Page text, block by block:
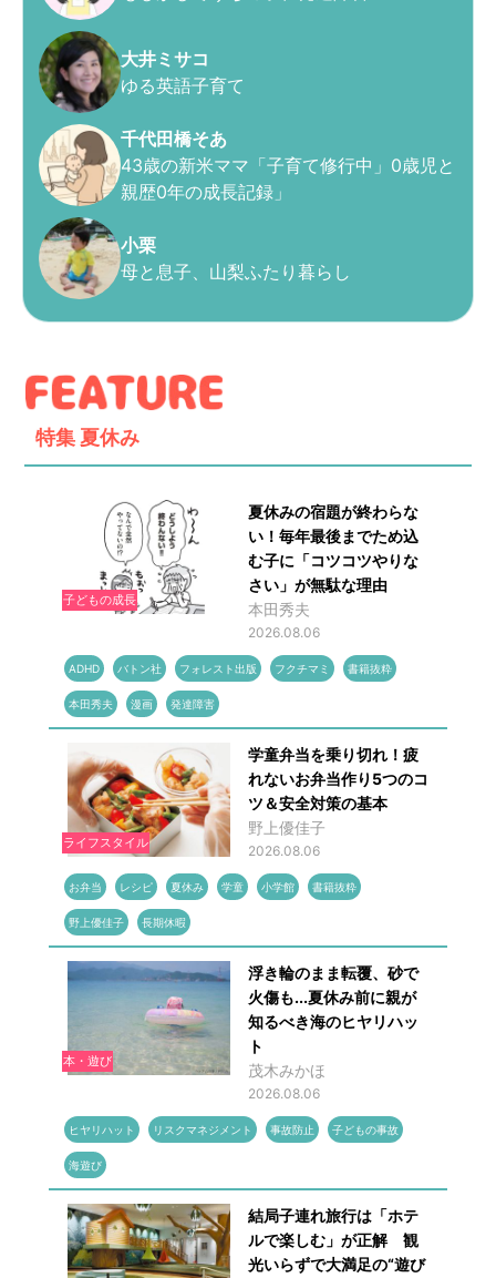
大井ミサコ
ゆる英語子育て
千代田橋そあ
43歳の新米ママ「子育て修行中」0歳児と
親歴0年の成長記録」
小栗
母と息子、山梨ふたり暮らし
特集 夏休み
子どもの成長
夏休みの宿題が終わらな
い！毎年最後までため込
む子に「コツコツやりな
さい」が無駄な理由
本田秀夫
2026.08.06
ADHD バトン社 フォレスト出版 フクチマミ 書籍抜粋
本田秀夫 漫画 発達障害
ライフスタイル
学童弁当を乗り切れ！疲
れないお弁当作り5つのコ
ツ＆安全対策の基本
野上優佳子
2026.08.06
お弁当 レシピ 夏休み 学童 小学館 書籍抜粋
野上優佳子 長期休暇
本・遊び
浮き輪のまま転覆、砂で
火傷も...夏休み前に親が
知るべき海のヒヤリハッ
ト
茂木みかほ
2026.08.06
ヒヤリハット リスクマネジメント 事故防止 子どもの事故
海遊び
結局子連れ旅行は「ホテ
ルで楽しむ」が正解 観
光いらずで大満足の“遊び